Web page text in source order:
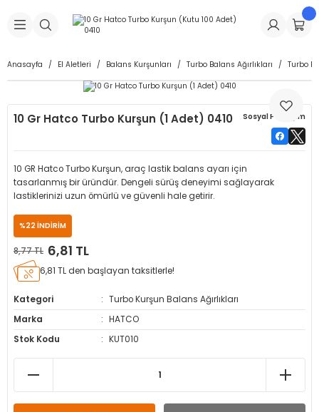
Geri Dön
Geri Dön
Dolgu Lastikleri
Dolgu Lastikleri
Geri Dön
İç Lastikleri
İç Lastikleri
Geri Dön
Geri Dön
& Sibop İlaveleri
Kapağı
Geri Dön
& Spreyler
Geri Dön
Makinesi Yedek Parçaları
Yedek Parçaları
Anasayfa El Aletleri Balans Kurşunları Turbo Balans Ağırlıkları Turbo
10 Gr Hatco Turbo Kurşun (1 Adet) 0410 Sosyal Paylaşım
10 GR Hatco Turbo Kurşun, araç lastik balans ayarı için
tasarlanmış bir üründür. Dengeli sürüş deneyimi sağlayarak
lastiklerinizi uzun ömürlü ve güvenli hale getirir.
%22 İNDİRİM
8,77 TL 6,81 TL
6,81 TL den başlayan taksitlerle!
Kategori
Turbo Kurşun Balans Ağırlıkları
Marka
HATCO
Stok Kodu
KUT010